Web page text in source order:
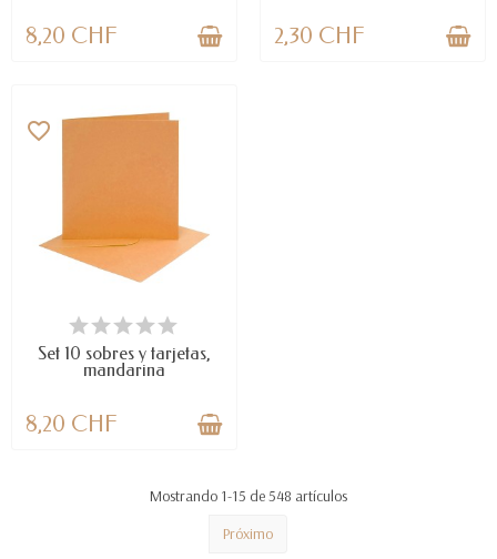
8,20 CHF 2,30 CHF
DISPONIBLE
favorite_border
Set 10 sobres y tarjetas,
mandarina
8,20 CHF
Mostrando 1-15 de 548 artículos
Próximo